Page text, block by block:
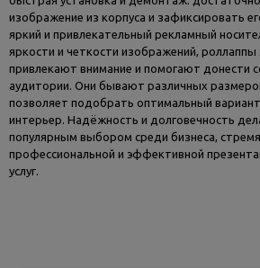
изображение из корпуса и зафиксировать
яркий и привлекательный рекламный
яркости и четкости изображений,
привлекают внимание и помогают донести
аудитории. Они бывают различных
позволяет подобрать оптимальный
интерьер. Надёжность и долговечность
популярным выбором среди бизнеса,
профессиональной и эффективной